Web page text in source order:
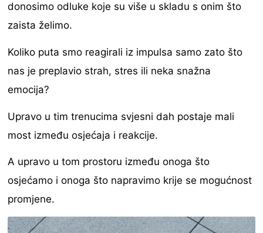
donosimo odluke koje su više u skladu s onim što
zaista želimo.
Koliko puta smo reagirali iz impulsa samo zato što
nas je preplavio strah, stres ili neka snažna
emocija?
Upravo u tim trenucima svjesni dah postaje mali
most između osjećaja i reakcije.
A upravo u tom prostoru između onoga što
osjećamo i onoga što napravimo krije se mogućnost
promjene.